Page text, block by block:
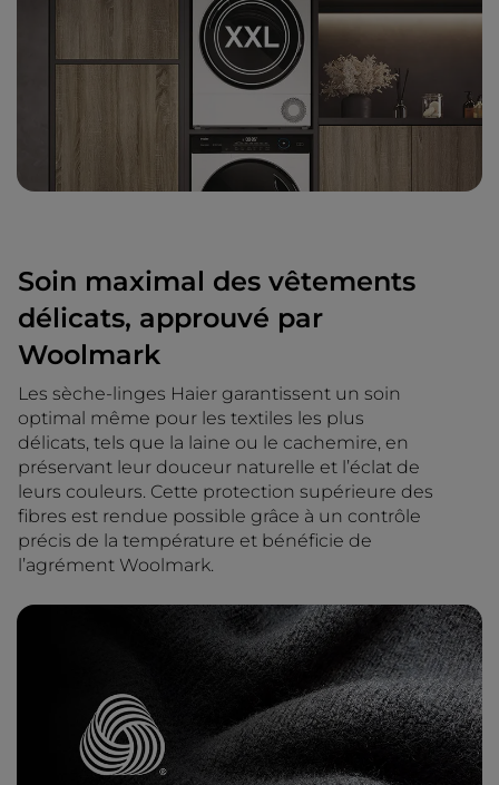
Soin maximal des vêtements
délicats, approuvé par
Woolmark
Les sèche-linges Haier garantissent un soin
optimal même pour les textiles les plus
délicats, tels que la laine ou le cachemire, en
préservant leur douceur naturelle et l’éclat de
leurs couleurs. Cette protection supérieure des
fibres est rendue possible grâce à un contrôle
précis de la température et bénéficie de
l’agrément Woolmark.